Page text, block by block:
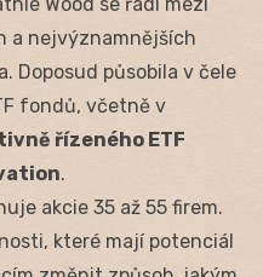
a nejvýznamnějších
Doposud působila v čele
fondů, včetně v
řízeného ETF
.
akcie 35 až 55 firem.
které mají potenciál